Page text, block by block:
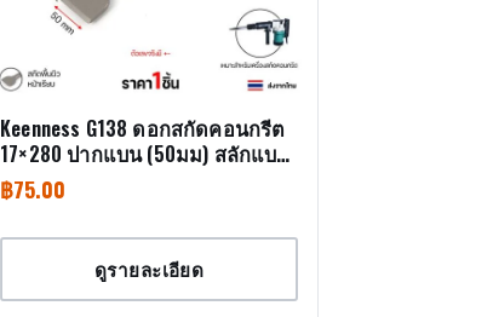
Keenness G138 ดอกสกัดคอนกรีต
17×280 ปากแบน (50มม) สลักแบบ
Hex (Chisel)
฿75.00
ดูรายละเอียด